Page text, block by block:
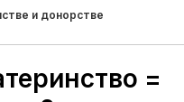
и донорстве
=